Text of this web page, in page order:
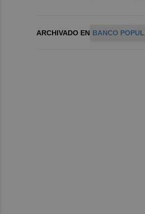
ARCHIVADO EN BANCO